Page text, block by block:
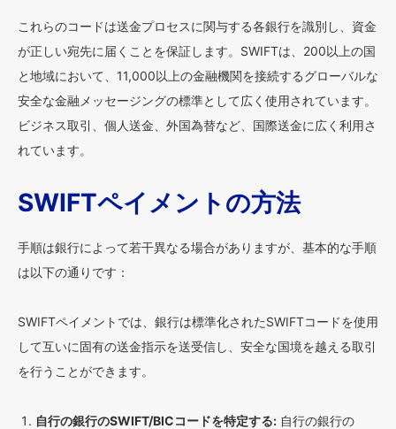
これらのコードは送金プロセスに関与する各銀行を識別し、資金
が正しい宛先に届くことを保証します。SWIFTは、200以上の国
と地域において、11,000以上の金融機関を接続するグローバルな
安全な金融メッセージングの標準として広く使用されています。
ビジネス取引、個人送金、外国為替など、国際送金に広く利用さ
れています。
SWIFTペイメントの方法
手順は銀行によって若干異なる場合がありますが、基本的な手順
は以下の通りです：
SWIFTペイメントでは、銀行は標準化されたSWIFTコードを使用
して互いに固有の送金指示を送受信し、安全な国境を越える取引
を行うことができます。
自行の銀行のSWIFT/BICコードを特定する: 自行の銀行の